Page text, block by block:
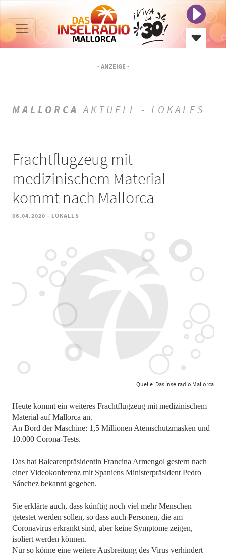
- ANZEIGE -
MALLORCA AKTUELL - LOKALES
Frachtflugzeug mit
medizinischem Material
kommt nach Mallorca
06.04.2020 - LOKALES
Quelle: Das Inselradio Mallorca
Heute kommt ein weiteres Frachtflugzeug mit medizinischem
Material auf Mallorca an.
An Bord der Maschine: 1,5 Millionen Atemschutzmasken und
10.000 Corona-Tests.
Das hat Balearenpräsidentin Francina Armengol gestern nach
einer Videokonferenz mit Spaniens Ministerpräsident Pedro
Sánchez bekannt gegeben.
Sie erklärte auch, dass künftig noch viel mehr Menschen
getestet werden sollen, so dass auch Personen, die am
Coronavirus erkrankt sind, aber keine Symptome zeigen,
isoliert werden können.
Nur so könne eine weitere Ausbreitung des Virus verhindert